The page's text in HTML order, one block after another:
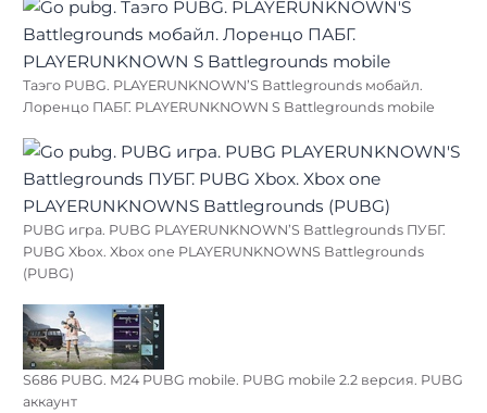
Таэго PUBG. PLAYERUNKNOWN’S Battlegrounds мобайл.
Лоренцо ПАБГ. PLAYERUNKNOWN S Battlegrounds mobile
PUBG игра. PUBG PLAYERUNKNOWN’S Battlegrounds ПУБГ.
PUBG Xbox. Xbox one PLAYERUNKNOWNS Battlegrounds
(PUBG)
S686 PUBG. М24 PUBG mobile. PUBG mobile 2.2 версия. PUBG
аккаунт